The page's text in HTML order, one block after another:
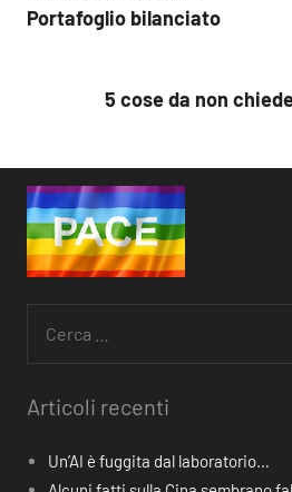
Navigazione
Portafoglio bilanciato
5 cose da non
per:
Articoli recenti
Un’AI è fuggita dal laboratorio…